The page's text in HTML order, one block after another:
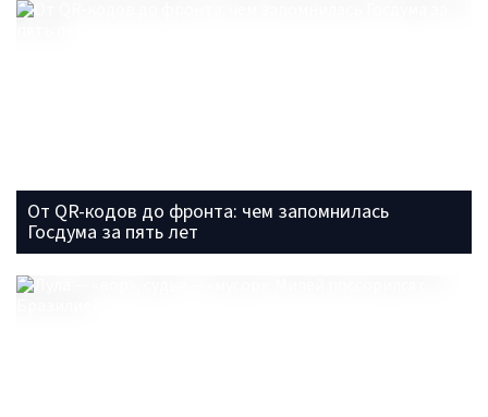
От QR-кодов до фронта: чем запомнилась
Госдума за пять лет